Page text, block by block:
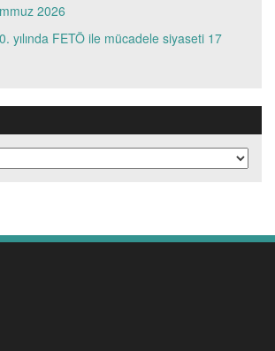
2026
yılında FETÖ ile mücadele siyaseti 17